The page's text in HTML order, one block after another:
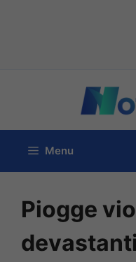
contenuto
Menu
Piogge